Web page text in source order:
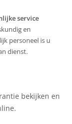
service
en
personeel is u
dienst.
bekijken en